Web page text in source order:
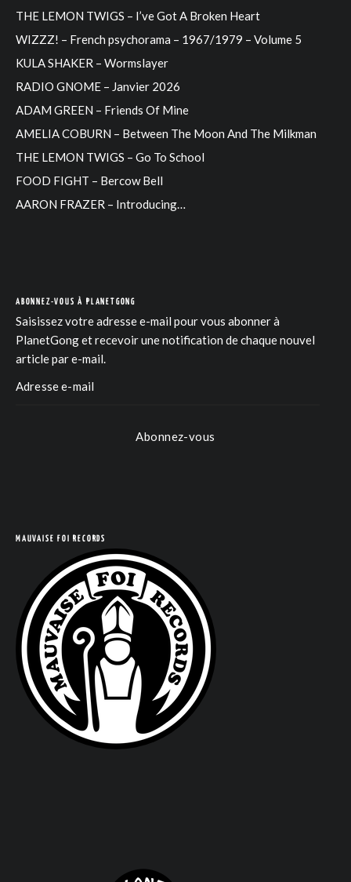
THE LEMON TWIGS – I’ve Got A Broken Heart
WIZZZ! – French psychorama – 1967/1979 – Volume 5
KULA SHAKER – Wormslayer
RADIO GNOME – Janvier 2026
ADAM GREEN – Friends Of Mine
AMELIA COBURN – Between The Moon And The Milkman
THE LEMON TWIGS – Go To School
FOOD FIGHT – Bercow Bell
AARON FRAZER – Introducing…
ABONNEZ-VOUS À PLANETGONG
Saisissez votre adresse e-mail pour vous abonner à
PlanetGong et recevoir une notification de chaque nouvel
article par e-mail.
Abonnez-vous
MAUVAISE FOI RECORDS